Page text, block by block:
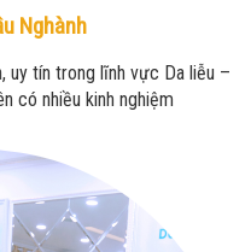
Nghành
uy tín trong lĩnh vực Da liễu –
có nhiều kinh nghiệm